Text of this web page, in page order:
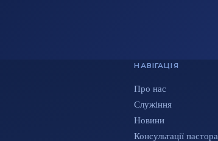
НАВІГАЦІЯ
Про нас
Служіння
Новини
Консультації пастора